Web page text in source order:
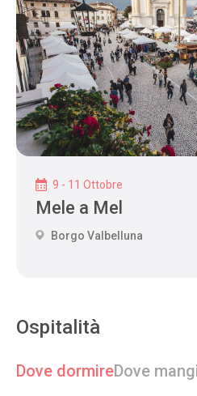
9 - 11 Ottobre
Mele a Mel
Borgo Valbelluna
Ospitalità
Dove dormireDove